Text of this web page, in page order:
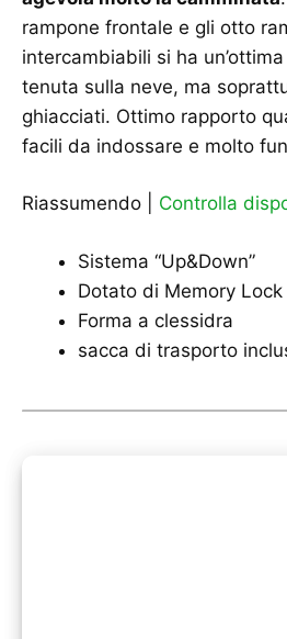
rampone frontale e gli otto
intercambiabili si ha
tenuta sulla neve, ma
ghiacciati. Ottimo rapporto
facili da indossare e molto
Riassumendo | Controlla
Sistema “Up&Down”
Dotato di Memory Lock
Forma a clessidra
sacca di trasporto